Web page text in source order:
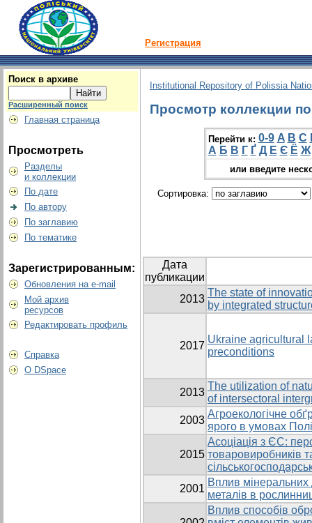
Регистрация
Поиск в архиве
Расширенный поиск
Главная страница
Просмотреть
Разделы
и коллекции
По дате
По автору
По заглавию
По тематике
Зарегистрированным:
Обновления на e-mail
Мой архив
ресурсов
Редактировать профиль
Справка
О DSpace
Institutional Repository of Polissia
Просмотр коллекции
Перейти к: 0-9 A B C
А Б В Г Ґ Д Е Є Ё Ж
или введите
Сортировка:
Дата
публикации
2013
The state of
by integrated
2017
Ukraine agricultural
preconditions
2013
The utilization of
of intersectoral
2003
Агроекологічне
ярого в умовах
2015
Асоціація з ЄС:
товаровиробників
2001
Вплив
металів в
Вплив способів